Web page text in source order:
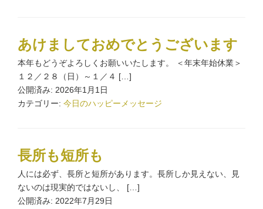
あけましておめでとうございます
本年もどうぞよろしくお願いいたします。 ＜年末年始休業＞
１２／２８（日）～１／４ […]
公開済み: 2026年1月1日
カテゴリー: 今日のハッピーメッセージ
長所も短所も
人には必ず、長所と短所があります。長所しか見えない、見
ないのは現実的ではないし、 […]
公開済み: 2022年7月29日